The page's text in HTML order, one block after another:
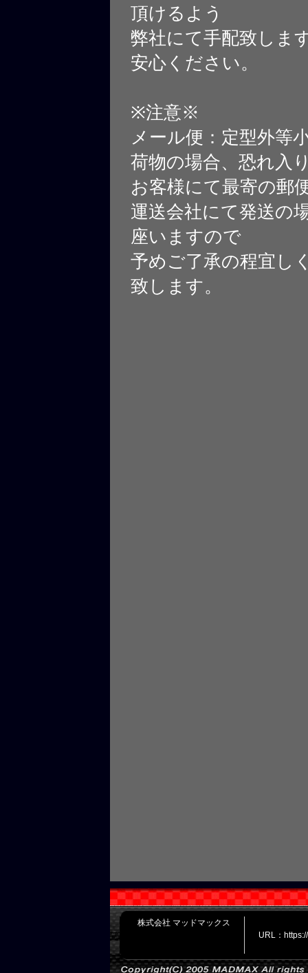
頂けるよう
弊社にて手配致しま
安心ください。
※注意※
メール便：定型外等
荷物の場合、恐れ入
お客様にて最寄の郵
運送会社にて発送の
座いますので
予めご了承の程宜し
致します。
株式会社 マッドマックス
URL：